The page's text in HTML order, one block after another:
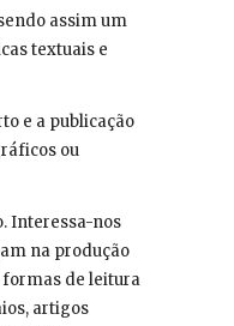
assim um
textuais e
e a publicação
ou
Interessa-nos
na produção
formas de leitura
artigos